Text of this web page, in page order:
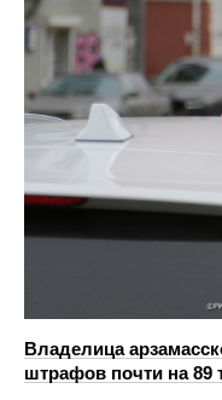
Владелица
штрафов почти на 89